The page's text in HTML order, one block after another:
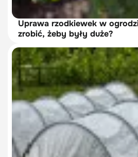
Uprawa rzodkiewek w
zrobić, żeby były duże?